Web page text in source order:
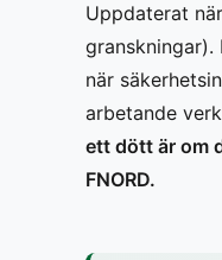
Uppdaterat
när
arbetande
ett dött är om
FNORD.